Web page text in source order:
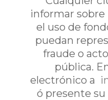
informar
el uso de
puedan
fraude o
pública.
electrónico a
ó presente su